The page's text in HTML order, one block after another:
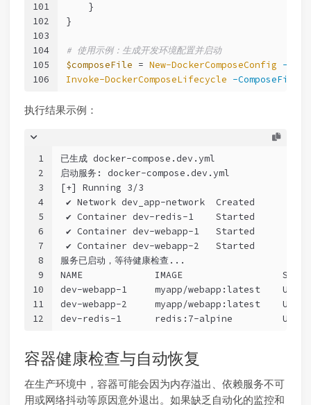
101
102
103
104
105
106
    }
}
# 使用示例：生成开发环境配置并启动
$composeFile = New-DockerComposeConfig -
Invoke-DockerComposeLifecycle -ComposeFile
执行结果示例：
1
2
3
4
5
6
7
8
9
10
11
12
已生成 docker-compose.dev.yml
启动服务: docker-compose.dev.yml
[+] Running 3/3
✔ Network dev_app-network  Created
✔ Container dev-redis-1    Started
✔ Container dev-webapp-1   Started
✔ Container dev-webapp-2   Started
服务已启动，等待健康检查...
NAME             IMAGE
dev-webapp-1     myapp/webapp:latest    Up
dev-webapp-2     myapp/webapp:latest    Up
dev-redis-1      redis:7-alpine         Up 5
容器健康检查与自动恢复
在生产环境中，容器可能会因为内存溢出、依赖服务不可
用或网络抖动等原因意外退出。如果缺乏自动化的监控和